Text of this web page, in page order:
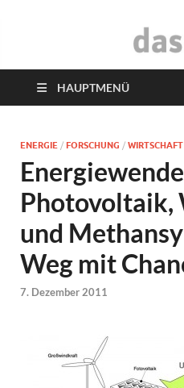
das
HAUPTMENÜ
ENERGIE / FORSCHUNG / WIRTSCHAFT
Photovoltaik,
und
Weg mit
7. Dezember 2011